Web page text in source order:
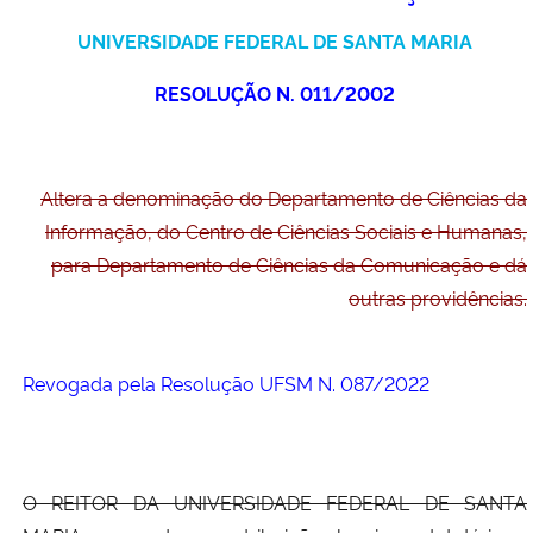
Ministério da Ciência, Tecnologia, Inovações e Comunicações
Ministério do Meio Ambiente
Ministério do Desenvolvimento Regional
UNIVERSIDADE FEDERAL DE SANTA MARIA
RESOLUÇÃO N. 011/2002
Altera a denominação do Departamento de Ciências da
Informação, do Centro de Ciências Sociais e Humanas,
para Departamento de Ciências da Comunicação e dá
outras providências.
Revogada pela Resolução UFSM N. 087/2022
O REITOR DA UNIVERSIDADE FEDERAL DE SANTA